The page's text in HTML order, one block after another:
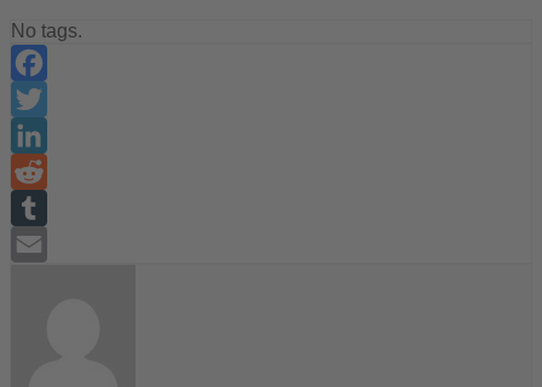
No tags.
Facebook
Twitter
LinkedIn
Reddit
Tumblr